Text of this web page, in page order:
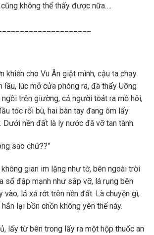
không thể thấy được nữa….
khiến cho Vu Ân giật mình, cậu ta chạy
lầu, lúc mở cửa phòng ra, đã thấy Uông
ngồi trên giường, cả người toát ra mồ hôi,
tóc rối bù, hai bàn tay đang ôm lấy
Dưới nền đất là ly nước đã vỡ tan tành.
sao chứ??”
gian im lặng như tờ, bên ngoài trời
sổ đập mạnh như sắp vỡ, lá rụng bên
vào, lả xả rớt trên nền đất. Là chuyện gì,
lại bồn chồn không yên thế này.
lấy từ bên trong lấy ra một hộp thuốc an